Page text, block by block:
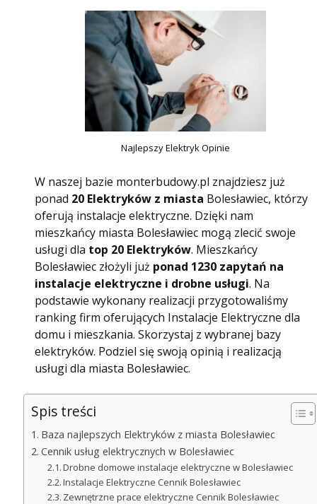
Najlepszy Elektryk Opinie
W naszej bazie monterbudowy.pl znajdziesz już
ponad 20 Elektryków z miasta Bolesławiec, którzy
oferują instalacje elektryczne. Dzięki nam
mieszkańcy miasta Bolesławiec mogą zlecić swoje
usługi dla top 20 Elektryków. Mieszkańcy
Bolesławiec złożyli już ponad 1230 zapytań na
instalacje elektryczne i drobne usługi. Na
podstawie wykonany realizacji przygotowaliśmy
ranking firm oferujących Instalacje Elektryczne dla
domu i mieszkania. Skorzystaj z wybranej bazy
elektryków. Podziel się swoją opinią i realizacją
usługi dla miasta Bolesławiec.
Spis treści
Baza najlepszych Elektryków z miasta Bolesławiec
Cennik usług elektrycznych w Bolesławiec
Drobne domowe instalacje elektryczne w Bolesławiec
Instalacje Elektryczne Cennik Bolesławiec
Zewnętrzne prace elektryczne Cennik Bolesławiec